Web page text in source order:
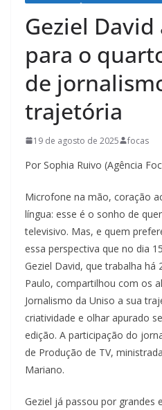
Geziel
para o
de
trajetória
19 de agosto de 2025 focas
Por Sophia Ruivo (Agência
Microfone na mão, coração
língua: esse é o sonho de
televisivo. Mas, e quem
essa perspectiva que no dia
Geziel David, que trabalha há
Paulo, compartilhou com os
Jornalismo da Uniso a sua
criatividade e olhar apurado
edição. A participação do
de Produção de TV,
Mariano.
Geziel já passou por grandes